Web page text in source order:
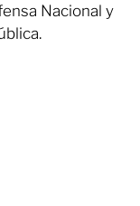
Nacional y